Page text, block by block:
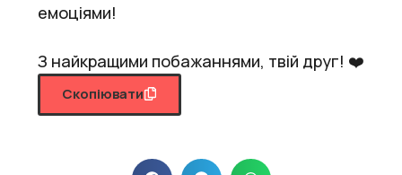
емоціями!
З найкращими побажаннями, твій друг! ❤️
Скопіювати